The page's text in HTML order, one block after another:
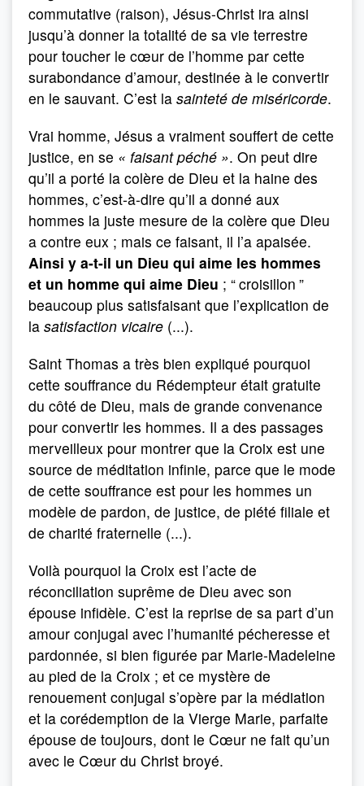
commutative (raison), Jésus-Christ ira ainsi
jusqu’à donner la totalité de sa vie terrestre
pour toucher le cœur de l’homme par cette
surabondance d’amour, destinée à le convertir
en le sauvant. C’est la sainteté de miséricorde.
Vrai homme, Jésus a vraiment souffert de cette
justice, en se « faisant péché ». On peut dire
qu’il a porté la colère de Dieu et la haine des
hommes, c’est-à-dire qu’il a donné aux
hommes la juste mesure de la colère que Dieu
a contre eux ; mais ce faisant, il l’a apaisée.
Ainsi y a-t-il un Dieu qui aime les hommes
et un homme qui aime Dieu ; “croisillon ”
beaucoup plus satisfaisant que l’explication de
la satisfaction vicaire (...).
Saint Thomas a très bien expliqué pourquoi
cette souffrance du Rédempteur était gratuite
du côté de Dieu, mais de grande convenance
pour convertir les hommes. Il a des passages
merveilleux pour montrer que la Croix est une
source de méditation infinie, parce que le mode
de cette souffrance est pour les hommes un
modèle de pardon, de justice, de piété filiale et
de charité fraternelle (...).
Voilà pourquoi la Croix est l’acte de
réconciliation suprême de Dieu avec son
épouse infidèle. C’est la reprise de sa part d’un
amour conjugal avec l’humanité pécheresse et
pardonnée, si bien figurée par Marie-Madeleine
au pied de la Croix ; et ce mystère de
renouement conjugal s’opère par la médiation
et la corédemption de la Vierge Marie, parfaite
épouse de toujours, dont le Cœur ne fait qu’un
avec le Cœur du Christ broyé.